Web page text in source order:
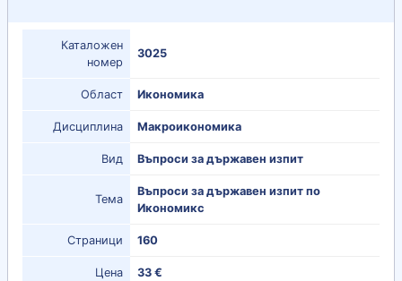
Каталожен
номер
3025
Област Икономика
Дисциплина Макроикономика
Вид Въпроси за държавен изпит
Тема
Въпроси за държавен изпит по
Икономикс
Страници 160
Цена 33 €